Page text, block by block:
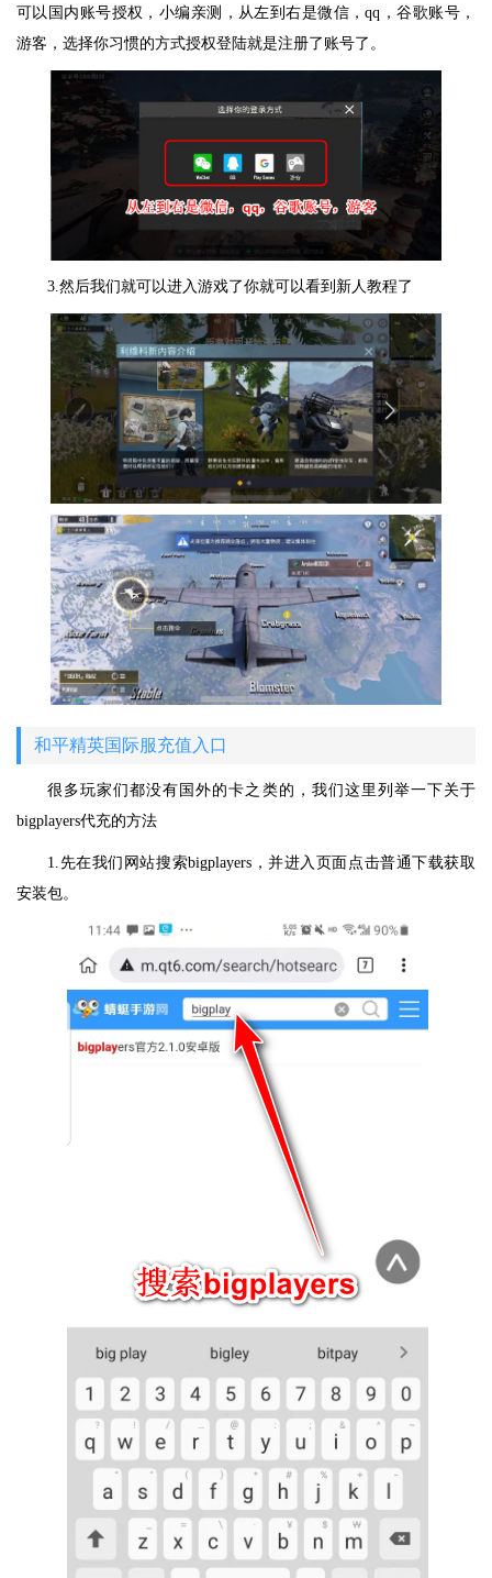
可以国内账号授权，小编亲测，从左到右是微信，qq，谷歌账号，
游客，选择你习惯的方式授权登陆就是注册了账号了。
3.然后我们就可以进入游戏了你就可以看到新人教程了
和平精英国际服充值入口
很多玩家们都没有国外的卡之类的，我们这里列举一下关于
bigplayers代充的方法
1.先在我们网站搜索bigplayers，并进入页面点击普通下载获取
安装包。